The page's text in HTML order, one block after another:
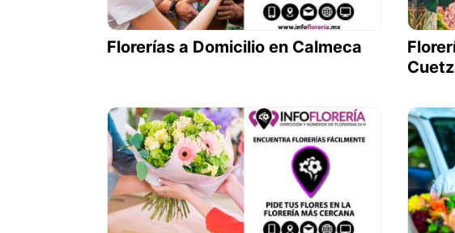
Florerías a Domicilio en Calmeca